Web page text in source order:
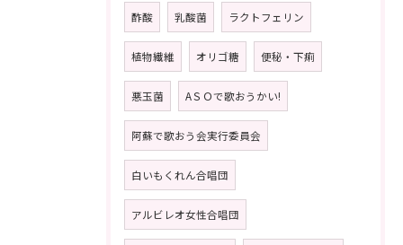
酢酸 乳酸菌 ラクトフェリン
植物繊維 オリゴ糖 便秘・下痢
悪玉菌 AＳＯで歌おうかい!
阿蘇で歌おう会実行委員会
白いもくれん合唱団
アルビレオ女性合唱団